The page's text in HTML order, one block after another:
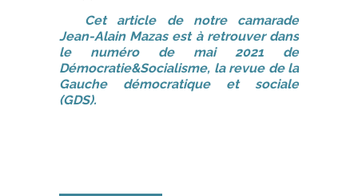
Cet article de notre camarade
Jean-Alain Mazas est à retrouver dans
le numéro de mai 2021 de
Démocratie&Socialisme, la revue de la
Gauche démocratique et sociale
(GDS).